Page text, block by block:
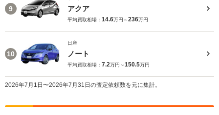
9 アクア
平均買取相場： 14.6万円～236万円
10
日産
ノート
平均買取相場： 7.2万円～150.5万円
2026年7月1日〜2026年7月31日の査定依頼数を元に集計。